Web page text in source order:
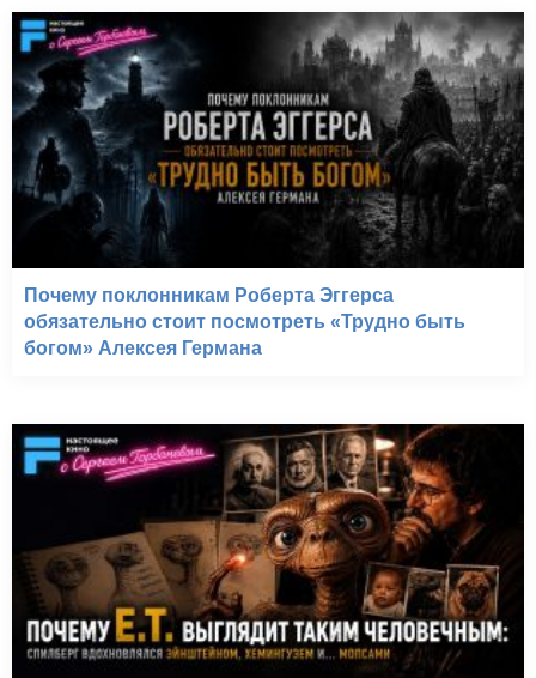
Почему поклонникам Роберта Эггерса
обязательно стоит посмотреть «Трудно быть
богом» Алексея Германа